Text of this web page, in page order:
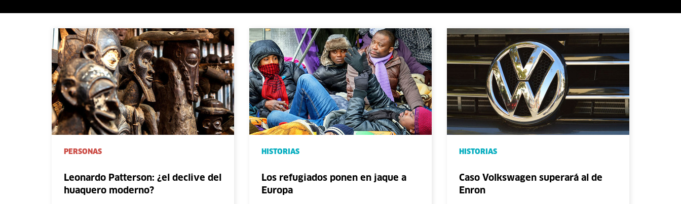
PERSONAS
Leonardo Patterson: ¿el declive del
huaquero moderno?
HISTORIAS
Los refugiados ponen en jaque a
Europa
HISTORIAS
Caso Volkswagen superará al de
Enron